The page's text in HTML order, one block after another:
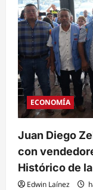
ECONOMÍA
Juan Diego
con
Histórico de
Edwin Laínez